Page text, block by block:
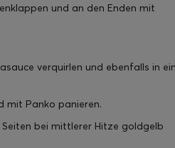
und an den Enden mit
verquirlen und ebenfalls in
mit Panko panieren.
bei mittlerer Hitze goldgelb